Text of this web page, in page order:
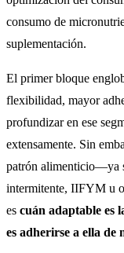
consumo de
suplementación.
El primer bloque
flexibilidad, mayor
profundizar en ese
extensamente. Sin
patrón alimenticio—ya
intermitente, IIFYM u
es cuán adaptable es
es adherirse a ella de